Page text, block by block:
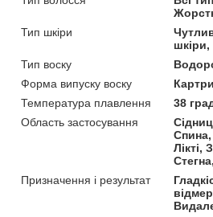
Тип шкіри
Тип воску
Форма випуску воску
Температура плавлення
38
Область застосування
Лікті,
Призначення і результат